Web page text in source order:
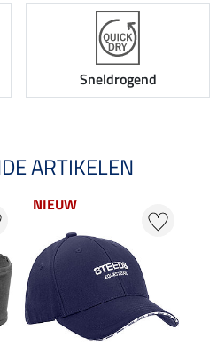
Sneldrogend
ARTIKELEN
NIEUW